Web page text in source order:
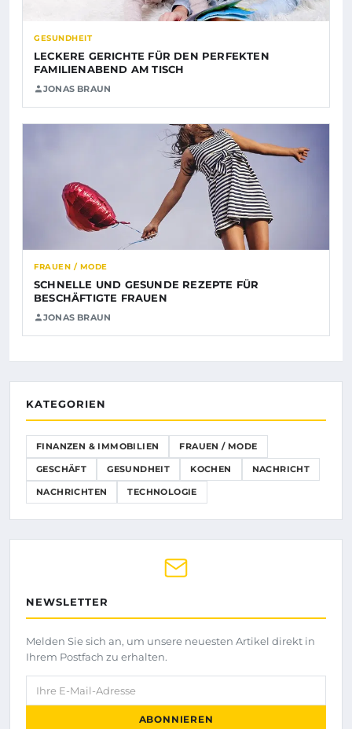
GESUNDHEIT
LECKERE GERICHTE FÜR DEN PERFEKTEN
FAMILIENABEND AM TISCH
JONAS BRAUN
FRAUEN / MODE
SCHNELLE UND GESUNDE REZEPTE FÜR
BESCHÄFTIGTE FRAUEN
JONAS BRAUN
KATEGORIEN
FINANZEN & IMMOBILIEN FRAUEN / MODE
GESCHÄFT GESUNDHEIT KOCHEN NACHRICHT
NACHRICHTEN TECHNOLOGIE
NEWSLETTER
Melden Sie sich an, um unsere neuesten Artikel direkt in
Ihrem Postfach zu erhalten.
Ihre E-Mail-Adresse
ABONNIEREN